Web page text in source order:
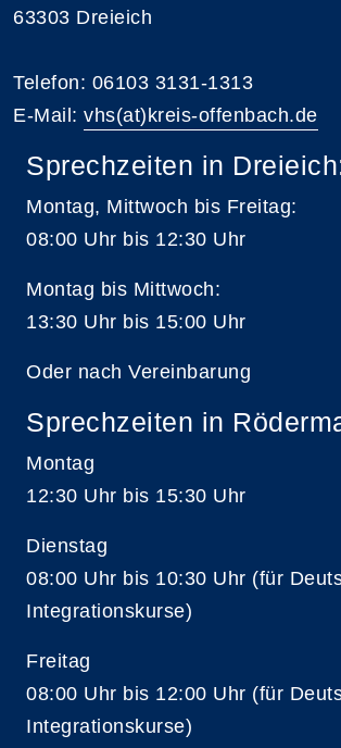
63303 Dreieich
Telefon: 06103 3131-1313
E-Mail: vhs(at)kreis-offenbach.de
Sprechzeiten in
Montag, Mittwoch bis Freitag:
08:00 Uhr bis 12:30 Uhr
Montag bis Mittwoch:
13:30 Uhr bis 15:00 Uhr
Oder nach Vereinbarung
Sprechzeiten in
Montag
12:30 Uhr bis 15:30 Uhr
Dienstag
08:00 Uhr bis 10:30 Uhr (für
Integrationskurse)
Freitag
08:00 Uhr bis 12:00 Uhr (für
Integrationskurse)